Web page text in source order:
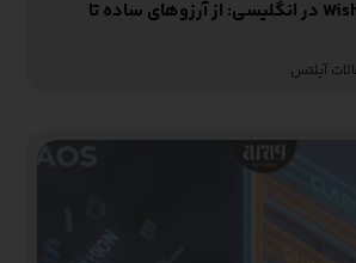
آیلتس